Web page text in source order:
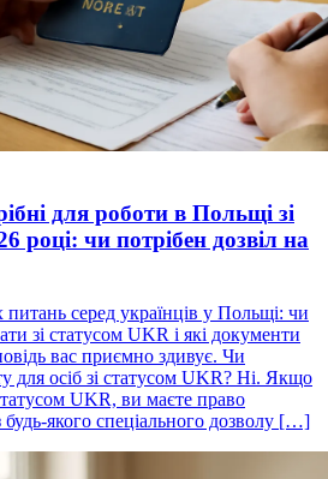
для роботи в Польщі зі
році: чи потрібен дозвіл на
серед українців у Польщі: чи
зі статусом UKR і які документи
вас приємно здивує. Чи
для осіб зі статусом UKR? Ні. Якщо
UKR, ви маєте право
якого спеціального дозволу […]